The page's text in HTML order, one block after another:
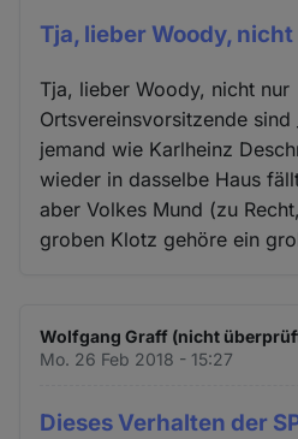
Tja, lieber Woody,
Tja, lieber Woody, nicht nur
Ortsvereinsvorsitzende sind
jemand wie Karlheinz
wieder in dasselbe Haus
aber Volkes Mund (zu
groben Klotz gehöre ein
Wolfgang Graff (nicht
Mo. 26 Feb 2018 - 15:27
Dieses Verhalten der